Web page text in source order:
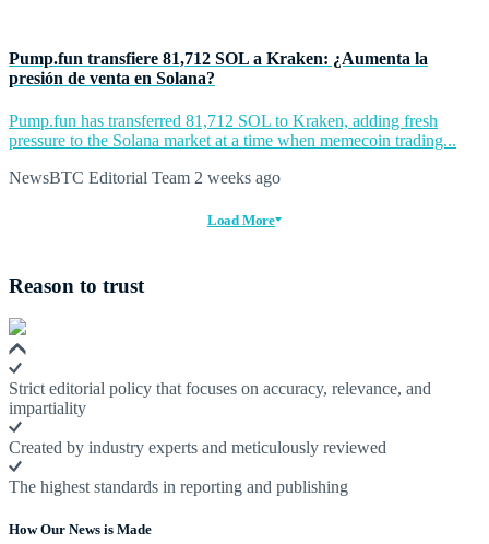
Pump.fun transfiere 81,712 SOL a Kraken: ¿Aumenta la
presión de venta en Solana?
Pump.fun has transferred 81,712 SOL to Kraken, adding fresh
pressure to the Solana market at a time when memecoin trading...
NewsBTC Editorial Team 2 weeks ago
Load More
Reason to trust
Strict editorial policy that focuses on accuracy, relevance, and
impartiality
Created by industry experts and meticulously reviewed
The highest standards in reporting and publishing
How Our News is Made